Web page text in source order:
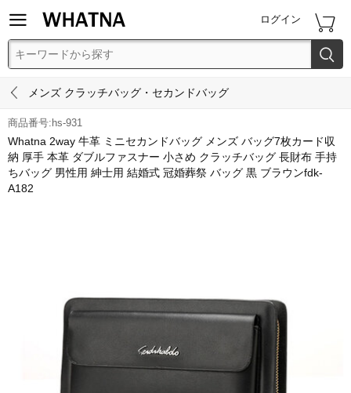
 ログイン 

 メンズ クラッチバッグ・セカンドバッグ
商品番号:hs-931
Whatna 2way 牛革 ミニセカンドバッグ メンズ バッグ7枚カード収
納 厚手 本革 ダブルファスナー 小さめ クラッチバッグ 長財布 手持
ちバッグ 男性用 紳士用 結婚式 冠婚葬祭 バッグ 黒 ブラウンfdk-
A182